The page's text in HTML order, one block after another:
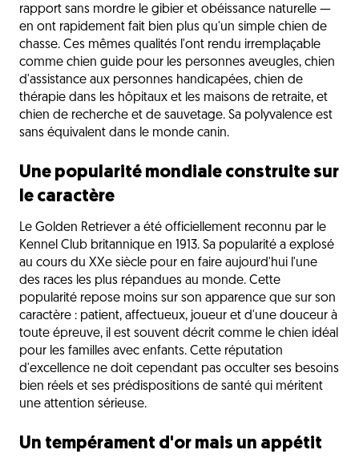
rapport sans mordre le gibier et obéissance naturelle —
en ont rapidement fait bien plus qu'un simple chien de
chasse. Ces mêmes qualités l'ont rendu irremplaçable
comme chien guide pour les personnes aveugles, chien
d'assistance aux personnes handicapées, chien de
thérapie dans les hôpitaux et les maisons de retraite, et
chien de recherche et de sauvetage. Sa polyvalence est
sans équivalent dans le monde canin.
Une popularité mondiale construite sur
le caractère
Le Golden Retriever a été officiellement reconnu par le
Kennel Club britannique en 1913. Sa popularité a explosé
au cours du XXe siècle pour en faire aujourd'hui l'une
des races les plus répandues au monde. Cette
popularité repose moins sur son apparence que sur son
caractère : patient, affectueux, joueur et d'une douceur à
toute épreuve, il est souvent décrit comme le chien idéal
pour les familles avec enfants. Cette réputation
d'excellence ne doit cependant pas occulter ses besoins
bien réels et ses prédispositions de santé qui méritent
une attention sérieuse.
Un tempérament d'or mais un appétit